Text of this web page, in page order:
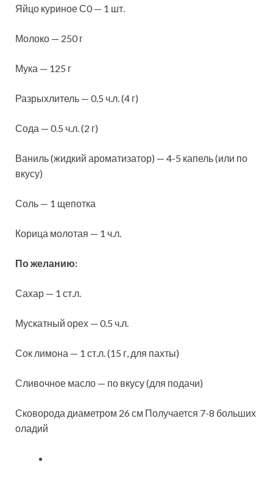
Яйцо куриное С0 — 1 шт.
Молоко — 250 г
Мука — 125 г
Разрыхлитель — 0.5 ч.л. (4 г)
Сода — 0.5 ч.л. (2 г)
Ваниль (жидкий ароматизатор) — 4-5 капель (или по
вкусу)
Соль — 1 щепотка
Корица молотая — 1 ч.л.
По желанию:
Сахар — 1 ст.л.
Мускатный орех — 0.5 ч.л.
Сок лимона — 1 ст.л. (15 г, для пахты)
Сливочное масло — по вкусу (для подачи)
Сковорода диаметром 26 см Получается 7-8 больших
оладий